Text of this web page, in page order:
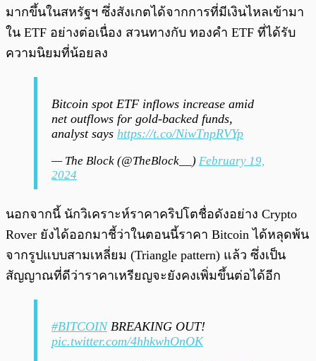
มากขึ้นในสหรัฐฯ ซึ่งสังเกตได้จากการที่มีเงินไหลเข้ามา
ใน ETF อย่างต่อเนื่อง สวนทางกับ ทองคำ ETF ที่ได้รับ
ความนิยมที่น้อยลง
Bitcoin spot ETF inflows increase amid
net outflows for gold-backed funds,
analyst says https://t.co/NiwTnpRVYp
— The Block (@TheBlock__) February 19,
2024
นอกจากนี้ นักวิเคราะห์ราคาคริปโตชื่อดังอย่าง Crypto
Rover ยังได้ออกมาชี้ว่าในตอนนี้ราคา Bitcoin ได้หลุดพ้น
จากรูปแบบสามเหลี่ยม (Triangle pattern) แล้ว ซึ่งเป็น
สัญญาณที่ดีว่าราคาเหรียญจะยังคงเพิ่มขึ้นต่อได้อีก
#BITCOINBREAKING OUT!
pic.twitter.com/4hhkwhOnOK